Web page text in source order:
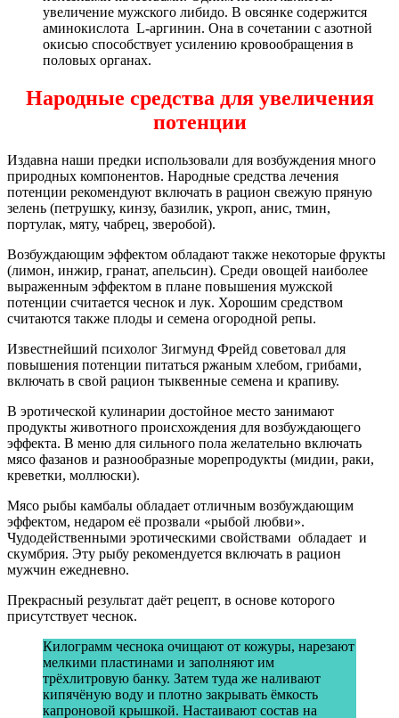
увеличение мужского либидо. В овсянке содержится
аминокислота L-аргинин. Она в сочетании с азотной
окисью способствует усилению кровообращения в
половых органах.
Народные средства для увеличения
потенции
Издавна наши предки использовали для возбуждения много
природных компонентов. Народные средства лечения
потенции рекомендуют включать в рацион свежую пряную
зелень (петрушку, кинзу, базилик, укроп, анис, тмин,
портулак, мяту, чабрец, зверобой).
Возбуждающим эффектом обладают также некоторые фрукты
(лимон, инжир, гранат, апельсин). Среди овощей наиболее
выраженным эффектом в плане повышения мужской
потенции считается чеснок и лук. Хорошим средством
считаются также плоды и семена огородной репы.
Известнейший психолог Зигмунд Фрейд советовал для
повышения потенции питаться ржаным хлебом, грибами,
включать в свой рацион тыквенные семена и крапиву.
В эротической кулинарии достойное место занимают
продукты животного происхождения для возбуждающего
эффекта. В меню для сильного пола желательно включать
мясо фазанов и разнообразные морепродукты (мидии, раки,
креветки, моллюски).
Мясо рыбы камбалы обладает отличным возбуждающим
эффектом, недаром её прозвали «рыбой любви».
Чудодейственными эротическими свойствами обладает и
скумбрия. Эту рыбу рекомендуется включать в рацион
мужчин ежедневно.
Прекрасный результат даёт рецепт, в основе которого
присутствует чеснок.
Килограмм чеснока очищают от кожуры, нарезают
мелкими пластинами и заполняют им
трёхлитровую банку. Затем туда же наливают
кипячёную воду и плотно закрывать ёмкость
капроновой крышкой. Настаивают состав на